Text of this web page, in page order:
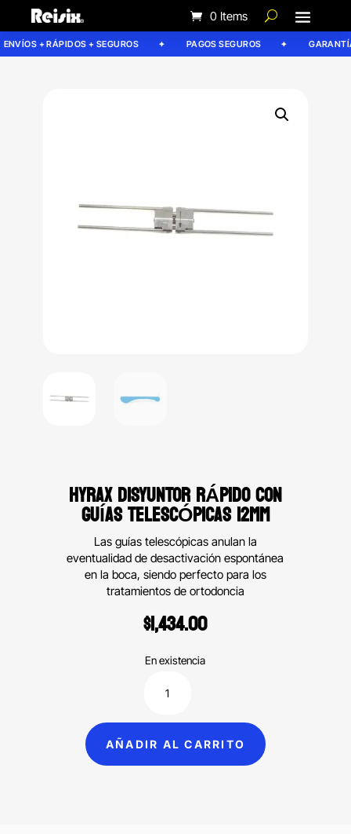
0 Items
+ RÁPIDOS + SEGUROS PAGOS SEGUROS
HYRAX DISYUNTOR RÁPIDO CON
GUÍAS TELESCÓPICAS 12MM
Las guías telescópicas anulan la
eventualidad de desactivación espontánea
en la boca, siendo perfecto para los
tratamientos de ortodoncia
$1,434.00
En existencia
rápido
con
guías
AÑADIR AL CARRITO